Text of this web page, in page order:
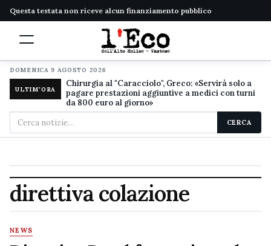
Questa testata non riceve alcun finanziamento pubblico
DOMENICA 9 AGOSTO 2026
ULTIM'ORA
Chirurgia al "Caracciolo", Greco: «Servirà solo a
pagare prestazioni aggiuntive a medici con turni
da 800 euro al giorno»
Cerca
nel
CERCA
direttiva colazione
NEWS